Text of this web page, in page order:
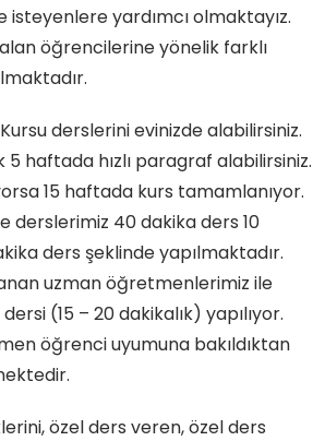
yardımcı olmaktayız.
alan öğrencilerine yönelik farklı
derslerini evinizde alabilirsiniz.
haftada hızlı paragraf alabilirsiniz.
15 haftada kurs tamamlanıyor.
derslerimiz 40 dakika ders 10
ders şeklinde yapılmaktadır.
uzman öğretmenlerimiz ile
(15 – 20 dakikalık) yapılıyor.
öğrenci uyumuna bakıldıktan
özel ders veren, özel ders